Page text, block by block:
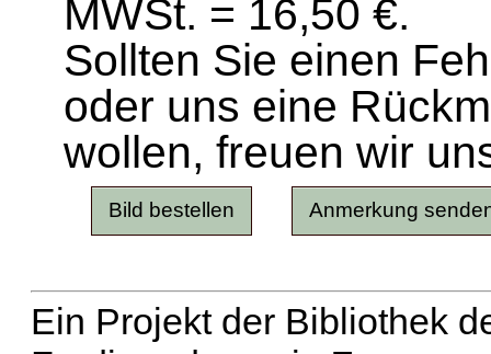
MWSt. = 16,50 €.
Sollten Sie einen
oder uns eine
wollen, freuen wir
Ein Projekt der Bibliothek